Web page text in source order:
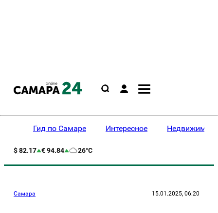
Гид по Самаре Интересное
$ 82.17 € 94.84 26°C
Самара 15.01.2025, 06:20